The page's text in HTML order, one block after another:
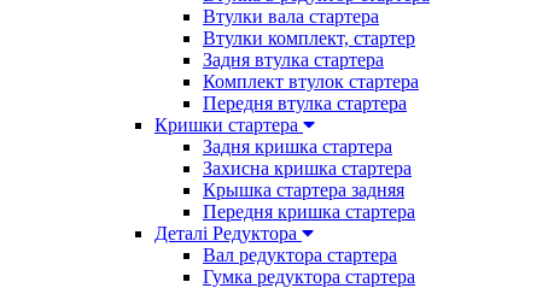
Втулки вала стартера
Втулки комплект, стартер
Задня втулка стартера
Комплект втулок стартера
Передня втулка стартера
Кришки стартера
Задня кришка стартера
Захисна кришка стартера
Крышка стартера задняя
Передня кришка стартера
Деталі Редуктора
Вал редуктора стартера
Гумка редуктора стартера